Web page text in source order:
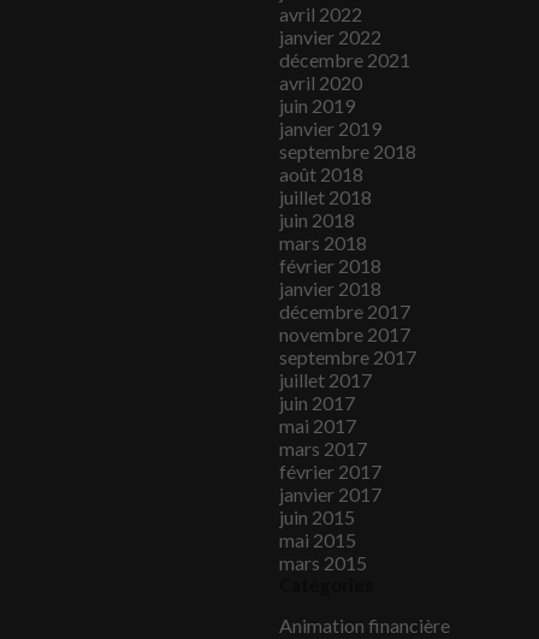
avril 2022
janvier 2022
décembre 2021
avril 2020
juin 2019
janvier 2019
septembre 2018
août 2018
juillet 2018
juin 2018
mars 2018
février 2018
janvier 2018
décembre 2017
novembre 2017
septembre 2017
juillet 2017
juin 2017
mai 2017
mars 2017
février 2017
janvier 2017
juin 2015
mai 2015
mars 2015
Animation financière